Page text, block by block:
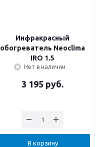
Инфракрасный
обогреватель Neoclima
IRO 1.5
Нет в наличии
3 195 руб.
В корзину